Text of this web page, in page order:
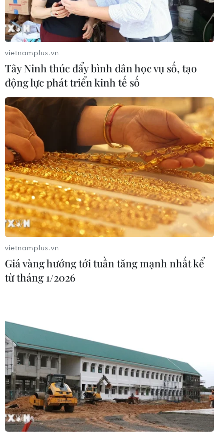
'Hủy diệt' Indonesia 3-0, tuyển Việt
Nam khẳng định vị thế nhà vô địch
ASEAN Cup
03/08/2026 15:39
ASEAN Cup 2026: Tuyển Việt Nam
bước vào thử thách lớn nhất
03/08/2026 13:04
Xem trực tiếp Indonesia-Việt Nam tại
ASEAN Cup 2026 trên kênh nào?
03/08/2026 09:21
Đội tuyển Việt Nam đặt mục
tiêu 3 điểm, cảnh báo Indonesia
trước giờ G
03/08/2026 07:39
Việt Nam
03/08/2026 07:21
Làn sóng phản đối lan khắp châu Âu,
FIFA đối diện yêu cầu cải tổ
03/08/2026 05:01
vietnamplus.vn
Tây Ninh thúc đẩy bình dân học vụ số, tạo
động lực phát triển kinh tế số
vietnamplus.vn
Giá vàng hướng tới tuần tăng mạnh nhất kể
từ tháng 1/2026